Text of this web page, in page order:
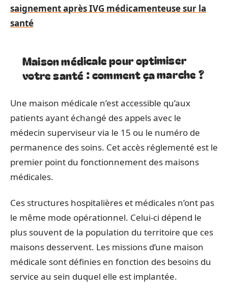
saignement après IVG médicamenteuse sur la
santé
Maison médicale pour optimiser
votre santé : comment ça marche ?
Une maison médicale n’est accessible qu’aux
patients ayant échangé des appels avec le
médecin superviseur via le 15 ou le numéro de
permanence des soins. Cet accès réglementé est le
premier point du fonctionnement des maisons
médicales.
Ces structures hospitalières et médicales n’ont pas
le même mode opérationnel. Celui-ci dépend le
plus souvent de la population du territoire que ces
maisons desservent. Les missions d’une maison
médicale sont définies en fonction des besoins du
service au sein duquel elle est implantée.